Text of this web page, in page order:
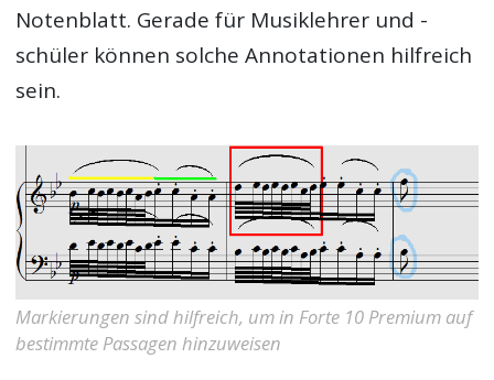
Notenblatt. Gerade für Musiklehrer und -
schüler können solche Annotationen hilfreich
sein.
Markierungen sind hilfreich, um in Forte 10 Premium auf
bestimmte Passagen hinzuweisen